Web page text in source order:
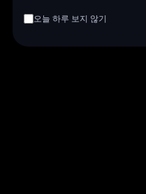
오늘 하루 보지 않기